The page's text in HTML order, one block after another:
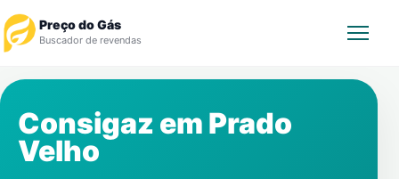
Preço do Gás
Buscador de revendas
Revendedor
Consigaz em Prado
Velho